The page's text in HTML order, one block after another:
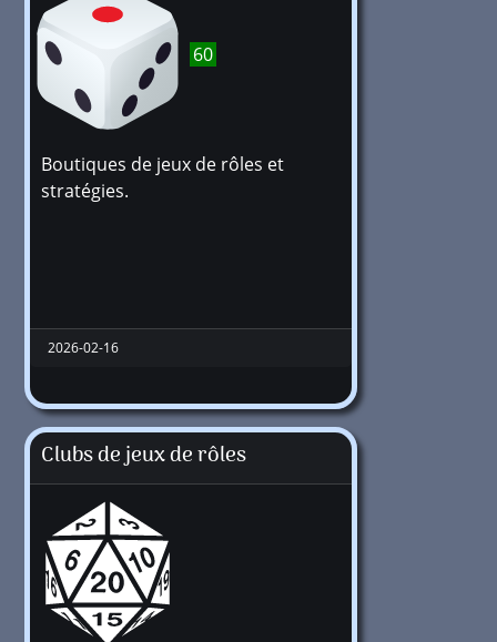
60
Boutiques de jeux de rôles et
stratégies.
2026-02-16
Clubs de jeux de rôles